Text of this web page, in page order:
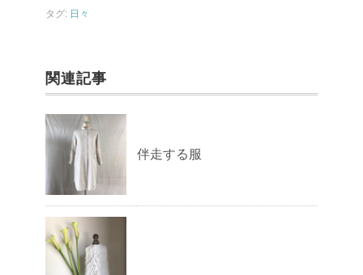
o
タグ: 日々
関連記事
伴走する服